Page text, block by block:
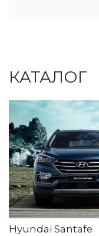
КАТАЛОГ
Hyundai Santafe